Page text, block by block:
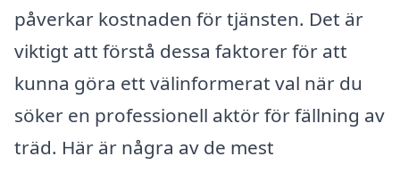
påverkar kostnaden för tjänsten. Det är
viktigt att förstå dessa faktorer för att
kunna göra ett välinformerat val när du
söker en professionell aktör för fällning av
träd. Här är några av de mest